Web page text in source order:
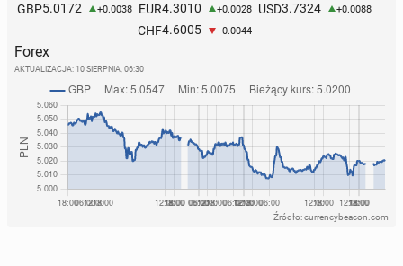
noc­ną
GBP5.0172 +0.0038 EUR4.3010 +0.0028 USD3.7324 +0.0088
CHF4.6005 -0.0044
Forex
AKTUALIZACJA: 10 SIERPNIA, 06:30
Źródło: currencybeacon.com